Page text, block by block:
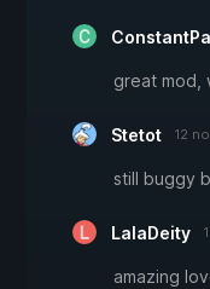
great mod,
Stetot 12
still buggy
LalaDeity
amazing